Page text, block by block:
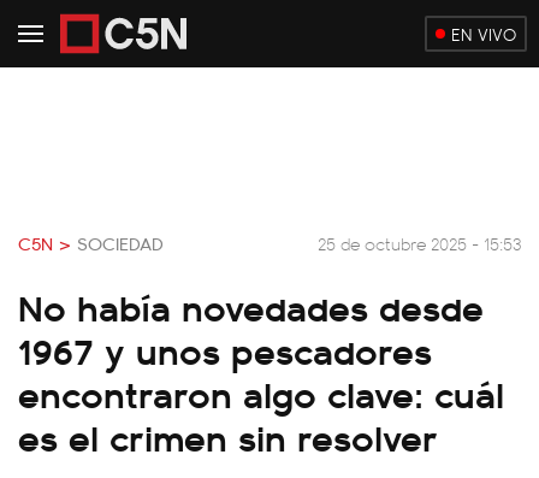
EN VIVO
C5N > SOCIEDAD 25 de octubre 2025 - 15:53
No había novedades desde
1967 y unos pescadores
encontraron algo clave: cuál
es el crimen sin resolver